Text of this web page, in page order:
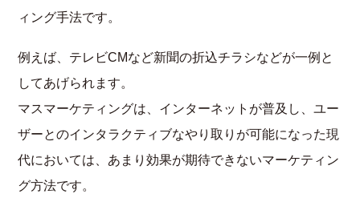
ィング手法です。
例えば、テレビCMなど新聞の折込チラシなどが一例と
してあげられます。
マスマーケティングは、インターネットが普及し、ユー
ザーとのインタラクティブなやり取りが可能になった現
代においては、あまり効果が期待できないマーケティン
グ方法です。